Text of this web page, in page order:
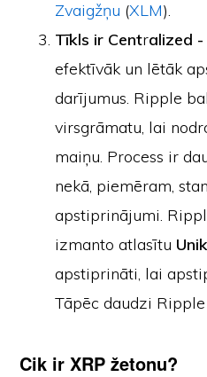
Zvaigžņu (XLM).
Tīkls ir Centralized -
efektīvāk un lētāk
darījumus. Ripple
virsgrāmatu, lai
maiņu. Process ir
nekā, piemēram,
apstiprinājumi.
izmanto atlasītu
apstiprināti, lai
Tāpēc daudzi
Cik ir XRP žetonu?